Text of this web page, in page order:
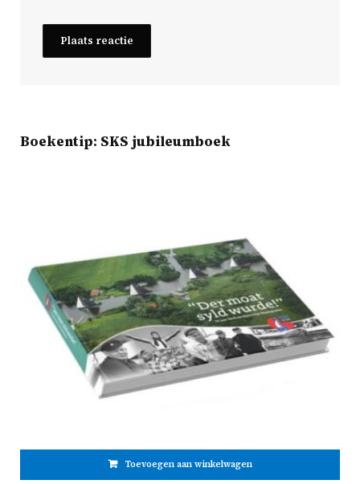
Boekentip: SKS jubileumboek
Toevoegen aan winkelwagen